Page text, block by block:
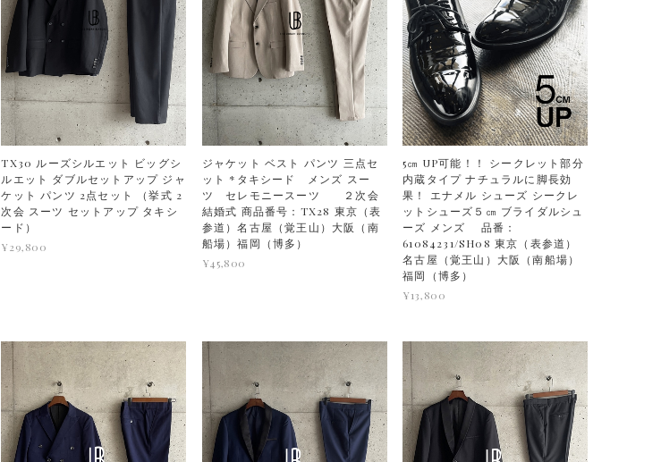
TX30 ルーズシルエット ビッグシ
ルエット ダブルセットアップ ジャ
ケット パンツ 2点セット （挙式 2
次会 スーツ セットアップ タキシ
ード）
¥29,800
ジャケット ベスト パンツ 三点セ
ット *タキシード メンズ スー
ツ セレモニースーツ ２次会
結婚式 商品番号：TX28 東京（表
参道）名古屋（覚王山）大阪（南
船場）福岡（博多）
¥45,800
5㎝ UP可能！！ シークレット部分
内蔵タイプ ナチュラルに脚長効
果！ エナメル シューズ シークレ
ットシューズ５㎝ ブライダルシュ
ーズ メンズ 品番：
61084231/SH08 東京（表参道）
名古屋（覚王山）大阪（南船場）
福岡（博多）
¥13,800